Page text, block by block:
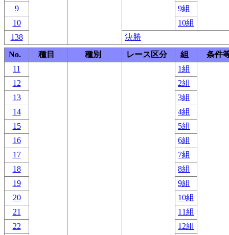
9
9組
10
10組
138
決勝
No.
種目 種別 レース区分 組
条件
11
1組
12
2組
13
3組
14
4組
15
5組
16
6組
17
7組
18
8組
19
9組
20
10組
21
11組
22
12組